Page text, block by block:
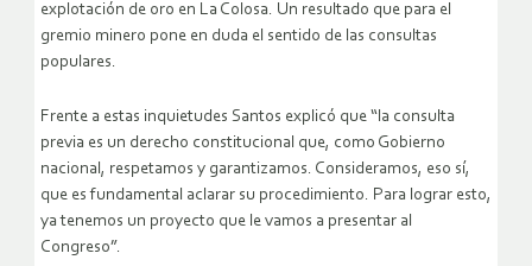
explotación de oro en La Colosa. Un resultado que para el
gremio minero pone en duda el sentido de las consultas
populares.
Frente a estas inquietudes Santos explicó que “la consulta
previa es un derecho constitucional que, como Gobierno
nacional, respetamos y garantizamos. Consideramos, eso sí,
que es fundamental aclarar su procedimiento. Para lograr esto,
ya tenemos un proyecto que le vamos a presentar al
Congreso”.